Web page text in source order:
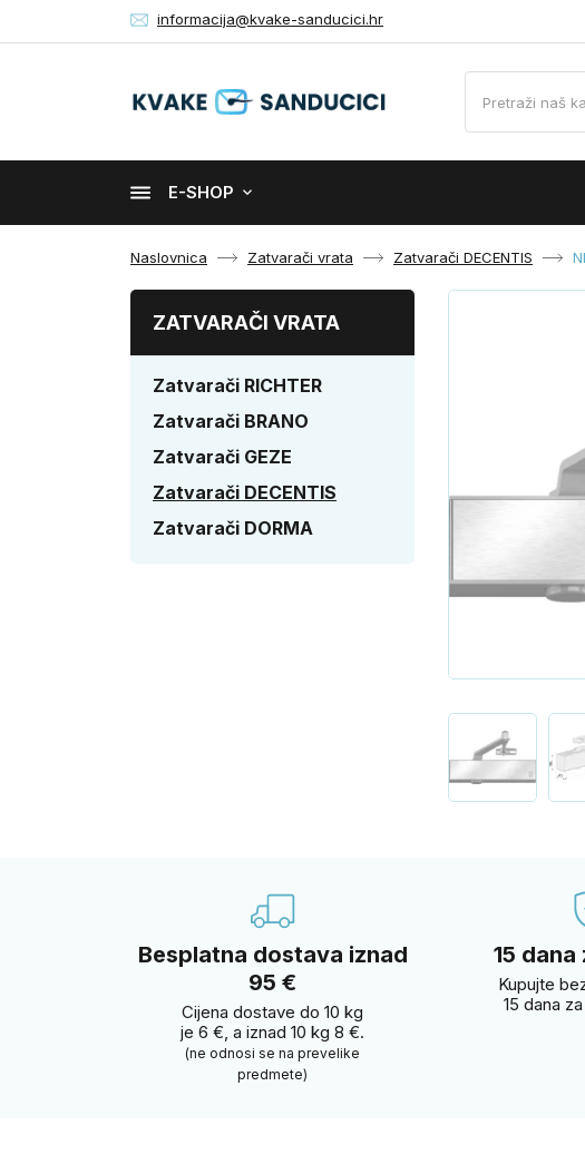
informacija@kvake-sanducici.hr
E-SHOP
Naslovnica Zatvarači vrata Zatvarači DECENTIS
ZATVARAČI VRATA
Zatvarači RICHTER
Zatvarači BRANO
Zatvarači GEZE
Zatvarači DECENTIS
Zatvarači DORMA
Besplatna dostava iznad
95 €
Cijena dostave do 10 kg
je 6 €, a iznad 10 kg 8 €.
(ne odnosi se na prevelike
predmete)
15
Kupujte
15 dana